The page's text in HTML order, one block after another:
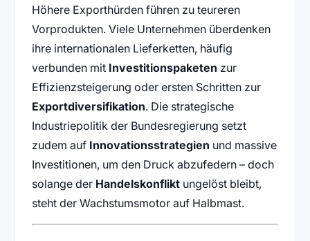
Höhere Exporthürden führen zu teureren
Vorprodukten. Viele Unternehmen überdenken
ihre internationalen Lieferketten, häufig
verbunden mit Investitionspaketen zur
Effizienzsteigerung oder ersten Schritten zur
Exportdiversifikation. Die strategische
Industriepolitik der Bundesregierung setzt
zudem auf Innovationsstrategien und massive
Investitionen, um den Druck abzufedern – doch
solange der Handelskonfliktungelöst bleibt,
steht der Wachstumsmotor auf Halbmast.